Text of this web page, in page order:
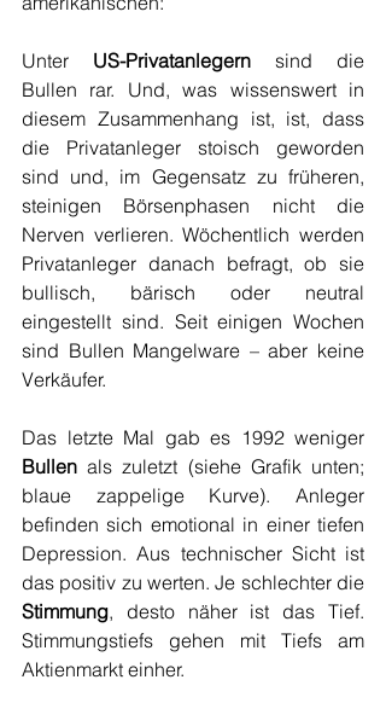
Unter US-Privatanlegern sind die
Bullen rar. Und, was wissenswert in
diesem Zusammenhang ist, ist, dass
die Privatanleger stoisch geworden
sind und, im Gegensatz zu früheren,
steinigen Börsenphasen nicht die
Nerven verlieren. Wöchentlich werden
Privatanleger danach befragt, ob sie
bullisch, bärisch oder neutral
eingestellt sind. Seit einigen Wochen
sind Bullen Mangelware – aber keine
Verkäufer.
Bullen als zuletzt (siehe Grafik unten;
blaue zappelige Kurve). Anleger
befinden sich emotional in einer tiefen
Depression. Aus technischer Sicht ist
Stimmung, desto näher ist das Tief.
Stimmungstiefs gehen mit Tiefs am
Aktienmarkt einher.